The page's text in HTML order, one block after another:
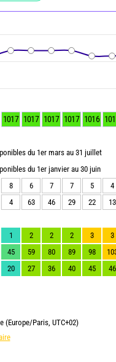
1017 1017 1017 1017 1016
du 1er mars au 31 juillet
du 1er janvier au 30 juin
8 6 7 7 5
4
4 63 46 29 22 13
1 2 2 2 3
3
45 59 80 89 98
20 27 36 40 45 46
(Europe/Paris, UTC+02)